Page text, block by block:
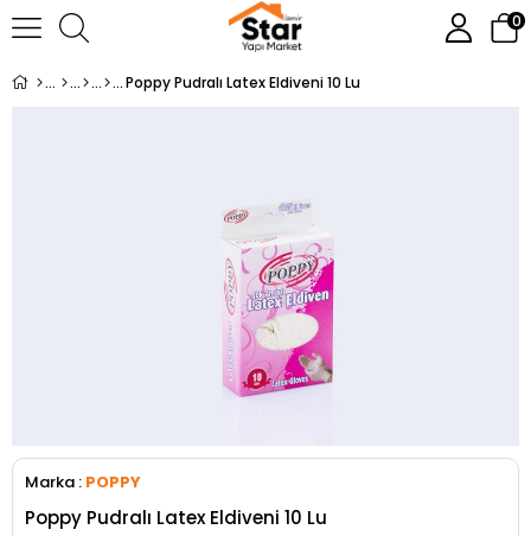
0
Poppy Pudralı Latex Eldiveni 10 Lu
Marka : POPPY
Poppy Pudralı Latex Eldiveni 10 Lu